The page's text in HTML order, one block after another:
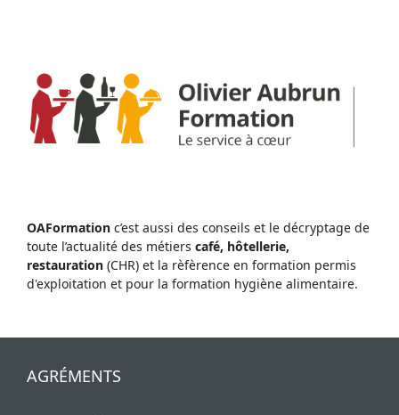
OAFormation c’est aussi des conseils et le décryptage de
toute l’actualité des métiers café, hôtellerie,
restauration (CHR) et la rèfèrence en formation permis
d'exploitation et pour la formation hygiène alimentaire.
AGRÉMENTS